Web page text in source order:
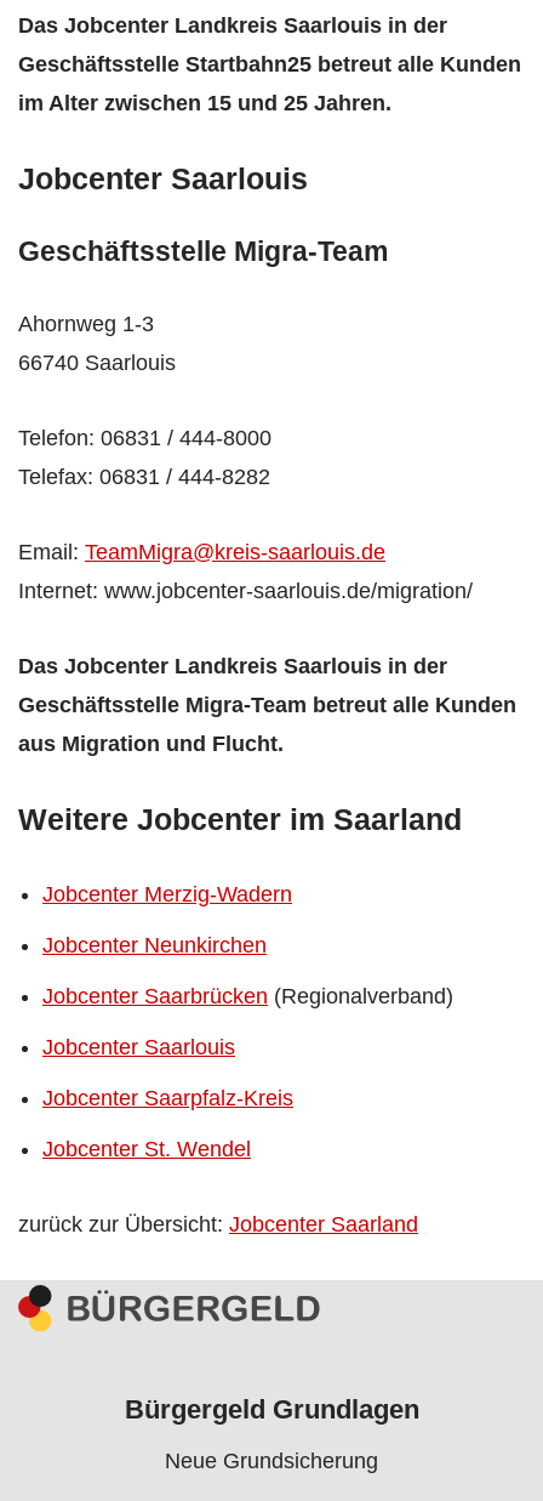
Das Jobcenter Landkreis Saarlouis in der
Geschäftsstelle Startbahn25 betreut alle Kunden
im Alter zwischen 15 und 25 Jahren.
Jobcenter Saarlouis
Geschäftsstelle Migra-Team
Ahornweg 1-3
66740 Saarlouis
Telefon: 06831 / 444-8000
Telefax: 06831 / 444-8282
Email: TeamMigra@kreis-saarlouis.de
Internet: www.jobcenter-saarlouis.de/migration/
Das Jobcenter Landkreis Saarlouis in der
Geschäftsstelle Migra-Team betreut alle Kunden
aus Migration und Flucht.
Weitere Jobcenter im Saarland
Jobcenter Merzig-Wadern
Jobcenter Neunkirchen
Jobcenter Saarbrücken (Regionalverband)
Jobcenter Saarlouis
Jobcenter Saarpfalz-Kreis
Jobcenter St. Wendel
zurück zur Übersicht: Jobcenter Saarland
Bürgergeld Grundlagen
Neue Grundsicherung